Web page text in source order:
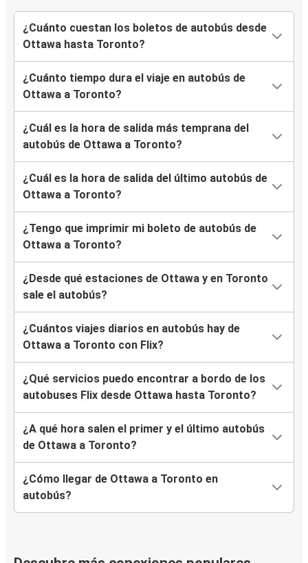
¿Cuánto cuestan los boletos de autobús desde
Ottawa hasta Toronto?
¿Cuánto tiempo dura el viaje en autobús de
Ottawa a Toronto?
¿Cuál es la hora de salida más temprana del
autobús de Ottawa a Toronto?
¿Cuál es la hora de salida del último autobús de
Ottawa a Toronto?
¿Tengo que imprimir mi boleto de autobús de
Ottawa a Toronto?
¿Desde qué estaciones de Ottawa y en Toronto
sale el autobús?
¿Cuántos viajes diarios en autobús hay de
Ottawa a Toronto con Flix?
¿Qué servicios puedo encontrar a bordo de los
autobuses Flix desde Ottawa hasta Toronto?
¿A qué hora salen el primer y el último autobús
de Ottawa a Toronto?
¿Cómo llegar de Ottawa a Toronto en
autobús?